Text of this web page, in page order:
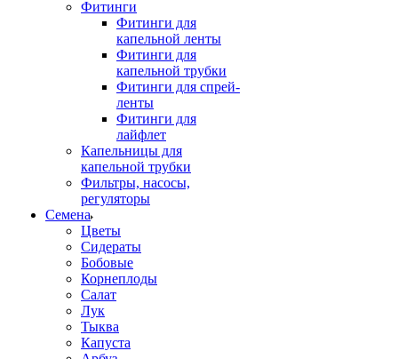
Фитинги
Фитинги для
капельной ленты
Фитинги для
капельной трубки
Фитинги для спрей-
ленты
Фитинги для
лайфлет
Капельницы для
капельной трубки
Фильтры, насосы,
регуляторы
Семена
Цветы
Сидераты
Бобовые
Корнеплоды
Салат
Лук
Тыква
Капуста